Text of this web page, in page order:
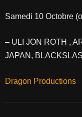
Samedi 10 Octobre
– ULI JON ROTH ,
JAPAN,
Dragon Productions